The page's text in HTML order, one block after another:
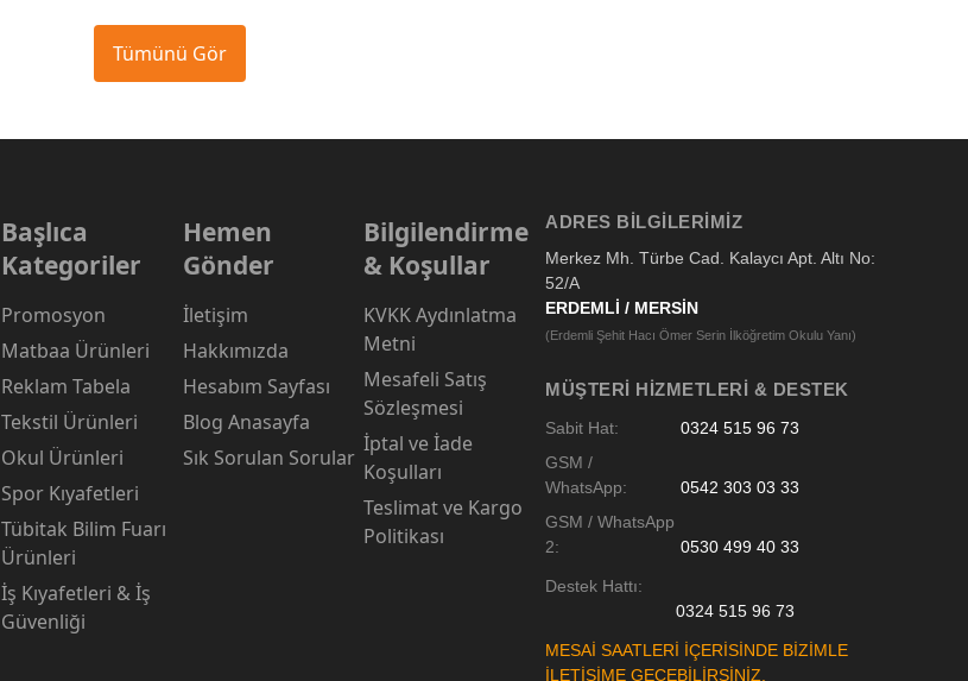
Tümünü Gör
Başlıca
Kategoriler
Promosyon
Matbaa Ürünleri
Reklam Tabela
Tekstil Ürünleri
Okul Ürünleri
Spor Kıyafetleri
Tübitak Bilim Fuarı
Ürünleri
İş Kıyafetleri & İş
Güvenliği
Hemen
Gönder
İletişim
Hakkımızda
Hesabım Sayfası
Blog Anasayfa
Sık Sorulan Sorular
Bilgilendirme
& Koşullar
KVKK Aydınlatma
Metni
Mesafeli Satış
Sözleşmesi
İptal ve İade
Koşulları
Teslimat ve Kargo
Politikası
ADRES BILGILERIMIZ
Merkez Mh. Türbe Cad. Kalaycı Apt. Altı No:
52/A
ERDEMLİ / MERSİN
(Erdemli Şehit Hacı Ömer Serin İlköğretim Okulu Yanı)
MÜŞTERI HIZMETLERI & DESTEK
Sabit Hat:
0324 515 96 73
GSM /
WhatsApp:
0542 303 03 33
GSM / WhatsApp
2:
0530 499 40 33
Destek Hattı:
0324 515 96 73
MESAİ SAATLERİ İÇERİSİNDE BİZİMLE
İLETİŞİME GEÇEBİLİRSİNİZ.